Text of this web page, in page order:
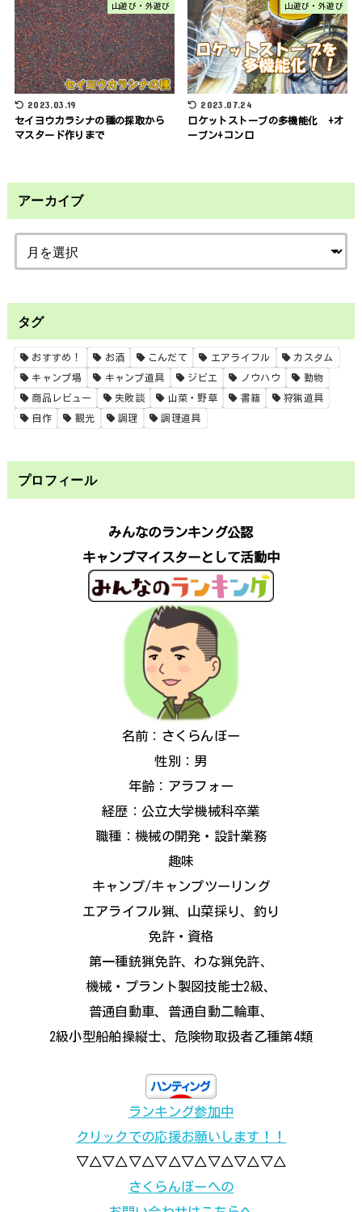
山遊び・外遊び
2023.03.19
セイヨウカラシナの種の採取から
マスタード作りまで
山遊び・外遊び
2023.07.24
ロケットストーブの多機能化 +オ
ーブン+コンロ
アーカイブ
タグ
おすすめ！ お酒 こんだて エアライフル カスタム
キャンプ場 キャンプ道具 ジビエ ノウハウ 動物
商品レビュー 失敗談 山菜・野草 書籍 狩猟道具
自作 観光 調理 調理道具
プロフィール
みんなのランキング公認
キャンプマイスターとして活動中
名前：さくらんぼー
性別：男
年齢：アラフォー
経歴：公立大学機械科卒業
職種：機械の開発・設計業務
趣味
キャンプ/キャンプツーリング
エアライフル猟、山菜採り、釣り
免許・資格
第一種銃猟免許、わな猟免許、
機械・プラント製図技能士2級、
普通自動車、普通自動二輪車、
2級小型船舶操縦士、危険物取扱者乙種第4類
ランキング参加中
クリックでの応援お願いします！！
▽△▽△▽△▽△▽△▽△▽△▽△
さくらんぼーへの